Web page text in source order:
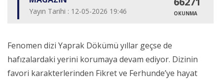
Yayın Tarihi : 12-05-2026 19:46 OKUNMA
Fenomen dizi Yaprak Dökümü yıllar geçse de
hafızalardaki yerini korumaya devam ediyor. Dizinin
favori karakterlerinden Fikret ve Ferhunde’ye hayat